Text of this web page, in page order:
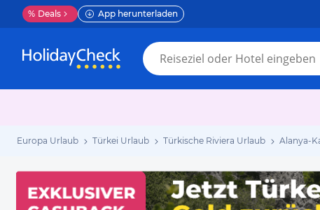
% Deals App herunterladen
Europa Urlaub Türkei Urlaub Türkische Riviera Urlaub Alanya-